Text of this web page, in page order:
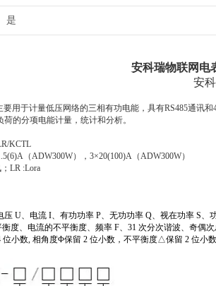
是
安科瑞物联网电
安
用于计量低压网络的三相有功电能，具有RS485通讯
的分项电能计量，统计和分析。
KCTL
（ADW300W），3×20(100)A（ADW300W）
LR :Lora
U、电流 I、有功功率 P、无功功率 Q、视在功率 S、
度、电流的不平衡度、频率 F、31 次分次谐波、奇偶次
位小数, 相角度Φ保留 2 位小数，不平衡度△保留 2 位小数